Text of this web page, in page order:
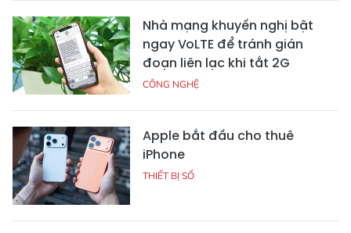
Nhà mạng khuyến nghị bật
ngay VoLTE để tránh gián
đoạn liên lạc khi tắt 2G
CÔNG NGHỆ
Apple bắt đầu cho thuê
iPhone
THIẾT BỊ SỐ